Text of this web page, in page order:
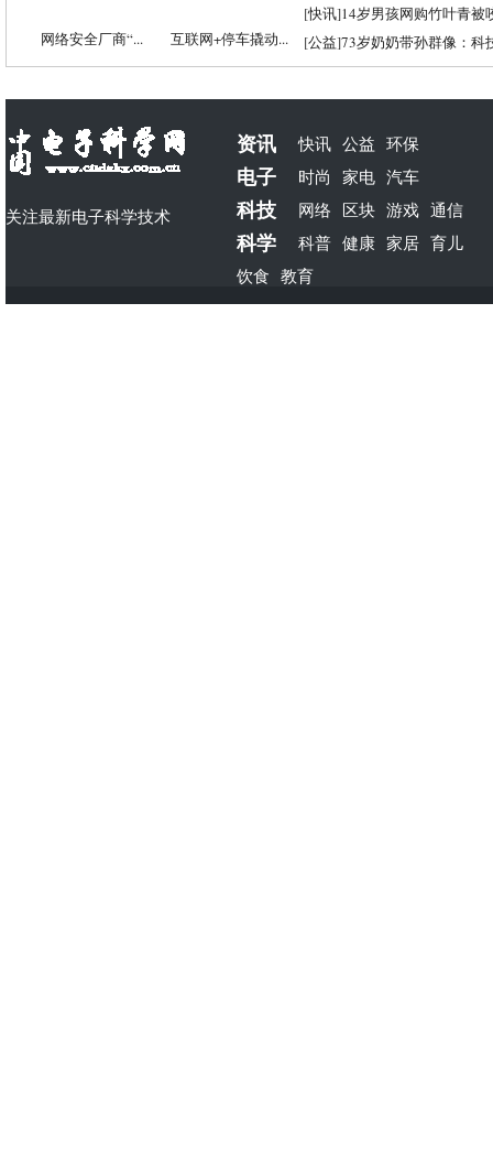
网络安全厂商“... 互联网+停车撬动...
[快讯]14岁男孩网购竹叶青被
[公益]73岁奶奶带孙群像：科
关注最新电子科学技术
资讯 快讯 公益 环保
电子 时尚 家电 汽车
科技 网络 区块 游戏 通信
科学 科普 健康 家居 育儿
饮食 教育